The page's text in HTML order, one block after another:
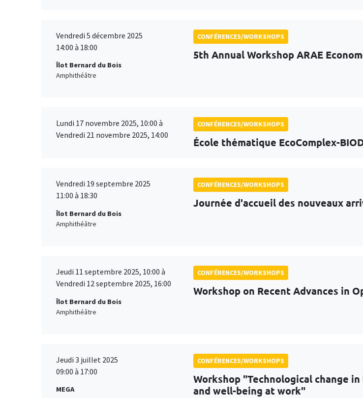
Vendredi 5 décembre 2025
14:00 à 18:00
Îlot Bernard du Bois
Amphithéâtre
CONFÉRENCES/WORKSHOPS
5th Annual Workshop ARAE
Lundi 17 novembre 2025, 10:00 à
Vendredi 21 novembre 2025, 14:00
CONFÉRENCES/WORKSHOPS
École thématique EcoComplex-
Vendredi 19 septembre 2025
11:00 à 18:30
Îlot Bernard du Bois
Amphithéâtre
CONFÉRENCES/WORKSHOPS
Journée d'accueil des nouveaux
Jeudi 11 septembre 2025, 10:00 à
Vendredi 12 septembre 2025, 16:00
Îlot Bernard du Bois
Amphithéâtre
CONFÉRENCES/WORKSHOPS
Workshop on Recent Advances in
Jeudi 3 juillet 2025
09:00 à 17:00
MEGA
CONFÉRENCES/WORKSHOPS
Workshop "Technological change
and well-being at work"